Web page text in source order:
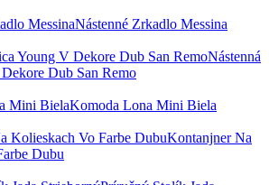
Nástenné Zrkadlo Messina
Nástenná
Dub San Remo
Komoda Lona Mini Biela
Kontanjner Na
Dubu